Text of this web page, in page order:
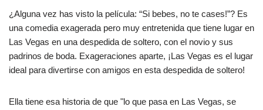
¿Alguna vez has visto la película: “Si bebes, no te cases!”? Es
una comedia exagerada pero muy entretenida que tiene lugar en
Las Vegas en una despedida de soltero, con el novio y sus
padrinos de boda. Exageraciones aparte, ¡Las Vegas es el lugar
ideal para divertirse con amigos en esta despedida de soltero!
Ella tiene esa historia de que "lo que pasa en Las Vegas, se